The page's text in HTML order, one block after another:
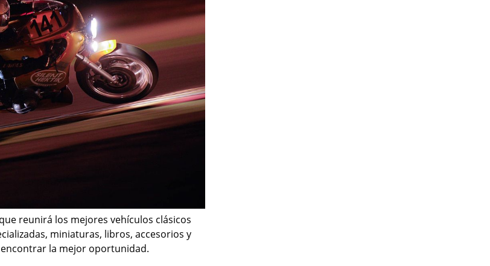
reunirá los mejores vehículos clásicos
miniaturas, libros, accesorios y
la mejor oportunidad.